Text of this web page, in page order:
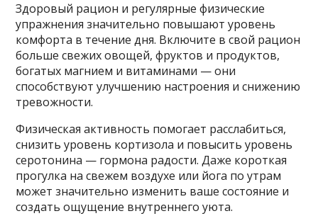
Здоровый рацион и регулярные физические
упражнения значительно повышают уровень
комфорта в течение дня. Включите в свой рацион
больше свежих овощей, фруктов и продуктов,
богатых магнием и витаминами — они
способствуют улучшению настроения и снижению
тревожности.
Физическая активность помогает расслабиться,
снизить уровень кортизола и повысить уровень
серотонина — гормона радости. Даже короткая
прогулка на свежем воздухе или йога по утрам
может значительно изменить ваше состояние и
создать ощущение внутреннего уюта.